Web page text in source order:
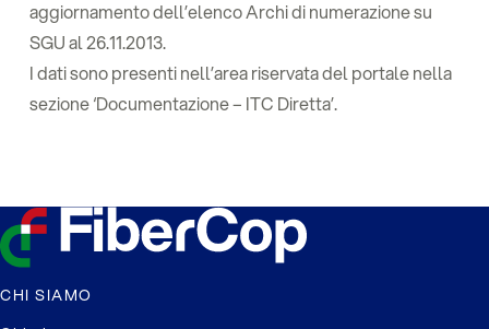
aggiornamento dell’elenco Archi di numerazione su
SGU al 26.11.2013.
I dati sono presenti nell’area riservata del portale nella
sezione ‘Documentazione – ITC Diretta’.
CHI SIAMO